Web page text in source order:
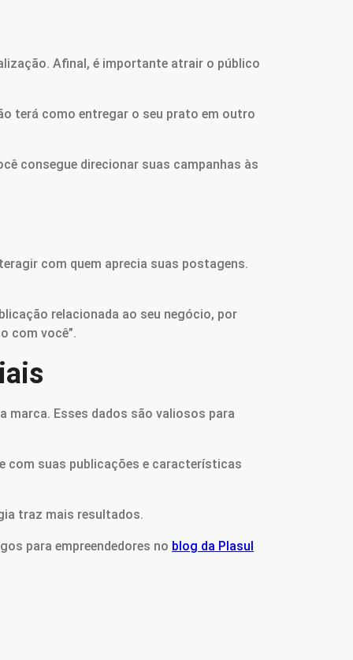
Afinal, é importante atrair o público
terá como entregar o seu prato em outro
consegue direcionar suas campanhas às
com quem aprecia suas postagens.
relacionada ao seu negócio, por
com você”.
marca. Esses dados são valiosos para
com suas publicações e características
traz mais resultados.
para empreendedores no blog da Plasul